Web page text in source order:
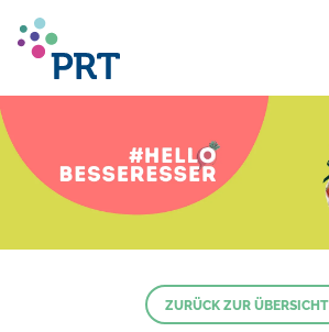
ZURÜCK ZUR ÜBERSICHT